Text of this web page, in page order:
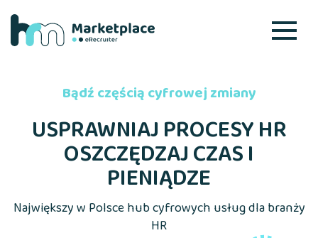
Bądź częścią cyfrowej zmiany
USPRAWNIAJ PROCESY HR
OSZCZĘDZAJ CZAS I
PIENIĄDZE
Największy w Polsce hub cyfrowych usług dla branży
HR